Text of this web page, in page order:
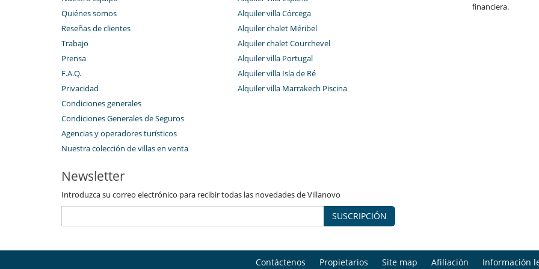
Quiénes somos
Reseñas de clientes
Trabajo
Prensa
F.A.Q.
Privacidad
Condiciones generales
Condiciones Generales de Seguros
Agencias y operadores turísticos
Nuestra colección de villas en venta
Alquiler villa Córcega
Alquiler chalet Méribel
Alquiler chalet Courchevel
Alquiler villa Portugal
Alquiler villa Isla de Ré
Alquiler villa Marrakech Piscina
financiera.
Newsletter
Introduzca su correo electrónico para recibir todas las novedades de Villanovo
SUSCRIPCIÓN
Contáctenos Propietarios Site map Afiliación Información